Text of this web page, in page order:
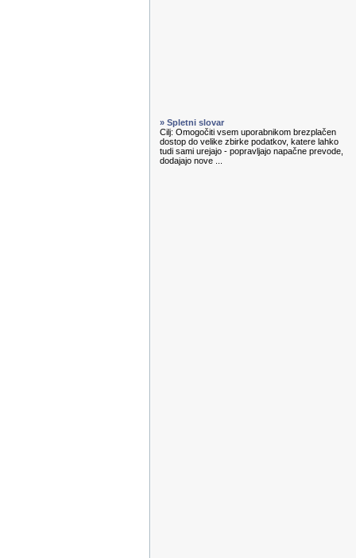
» Spletni slovar
Cilj: Omogočiti vsem uporabnikom brezplačen
dostop do velike zbirke podatkov, katere lahko
tudi sami urejajo - popravljajo napačne prevode,
dodajajo nove ...